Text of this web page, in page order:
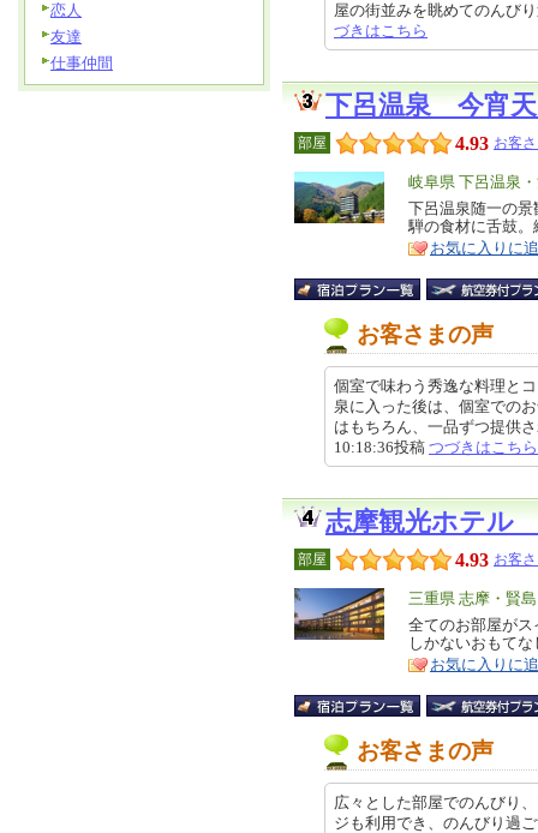
屋の街並みを眺めてのんび
づきはこちら
下呂温泉 今宵
部屋 4.93 お客
エ
リ
ア
岐阜県 下呂温泉
特
徴
下呂温泉随一の
騨の食材に舌鼓
お気に入りに
お客さまの声
個室で味わう秀逸な料理と
泉に入った後は、個室での
はもちろん、一品ずつ提供
10:18:36投稿 つづきはこちら
志摩観光ホテ
部屋 4.93 お客
エ
リ
ア
三重県 志摩・賢島
特
徴
全てのお部屋が
しかないおもて
お気に入りに
お客さまの声
広々とした部屋でのんびり
ジも利用でき、のんびり過
恋人
友達
仕事仲間